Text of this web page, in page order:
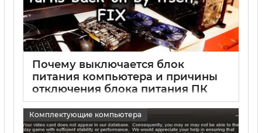
Почему выключается блок
питания компьютера и причины
отключения блока питания ПК
15 05 2025 0
Комплектующие компьютера